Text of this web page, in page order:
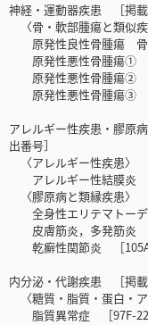
神経・運動器疾患 ［掲
〈骨・軟部腫瘍と類
原発性良性骨腫瘍 骨
原発性悪性骨腫瘍①
原発性悪性骨腫瘍②
原発性悪性骨腫瘍③
アレルギー性疾患・膠原
出番号］
〈アレルギー性疾患
アレルギー性結膜炎
〈膠原病と類縁疾患
全身性エリテマトーデ
皮膚筋炎，多発筋炎
乾癬性関節炎 ［105A-
内分泌・代謝疾患 ［掲
〈糖質・脂質・蛋白・
脂質異常症 ［97F-22